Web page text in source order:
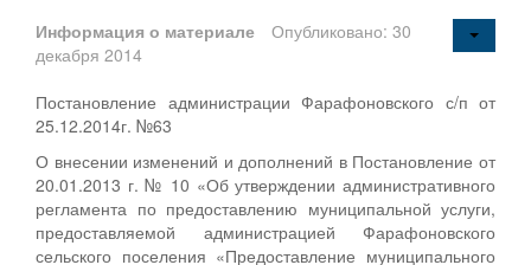
Информация о материале
Опубликовано: 30
декабря 2014
Постановление администрации Фарафоновского с/п от
25.12.2014г. №63
О внесении изменений и дополнений в Постановление от
20.01.2013 г. № 10 «Об утверждении административного
регламента по предоставлению муниципальной услуги,
предоставляемой администрацией Фарафоновского
сельского поселения «Предоставление муниципального